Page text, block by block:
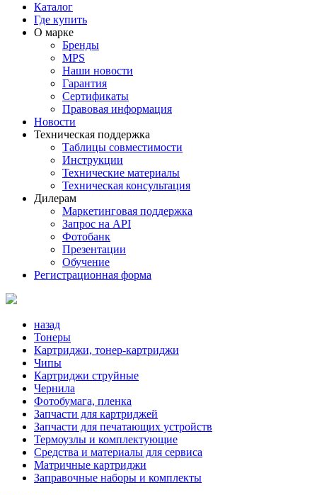
Каталог
Где купить
О марке
Бренды
MPS
Наши новости
Гарантия
Сертификаты
Правовая информация
Новости
Техническая поддержка
Таблицы совместимости
Инструкции
Технические материалы
Техническая консультация
Дилерам
Маркетинговая поддержка
Запрос на API
Фотобанк
Презентации
Обучение
Регистрационная форма
назад
Тонеры
Картриджи, тонер-картриджи
Чипы
Картриджи струйные
Чернила
Фотобумага, пленка
Запчасти для картриджей
Запчасти для печатающих устройств
Термоузлы и комплектующие
Средства и материалы для сервиса
Матричные картриджи
Заправочные наборы и комплекты